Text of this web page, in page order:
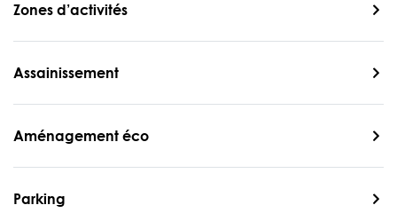
Zones d’activités
Assainissement
Aménagement éco
Parking